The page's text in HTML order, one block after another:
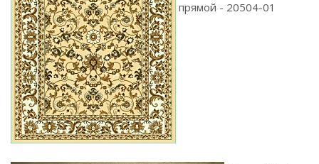
прямой - 20504-01